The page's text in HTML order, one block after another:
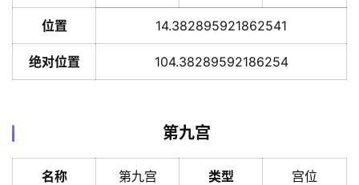
位置 14.382895921862541
绝对位置 104.38289592186254
第九宫
名称 第九宫 类型 宫位